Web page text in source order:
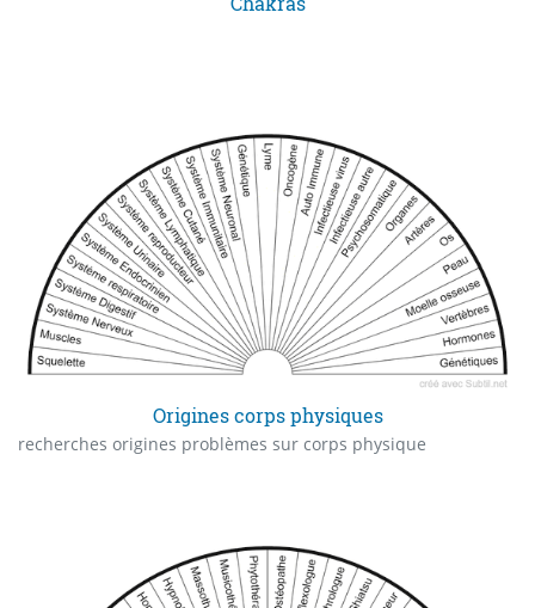
Origines corps physiques
recherches origines problèmes sur corps physique